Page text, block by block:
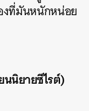
งที่มันหนักหน่อย
นิยายซีไรต์)